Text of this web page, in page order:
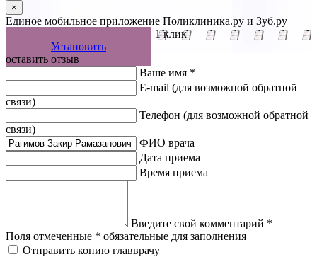
×
Единое мобильное приложение Поликлиника.ру и Зуб.ру
Управляйте записью к врачу в 1 клик
Установить
оставить отзыв
Ваше имя *
E-mail (для возможной обратной
связи)
Телефон (для возможной обратной
связи)
ФИО врача
Дата приема
Время приема
Введите свой комментарий *
Поля отмеченные * обязательные для заполнения
Отправить копию главврачу